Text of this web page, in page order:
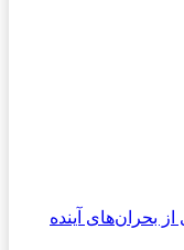
بحران‌های آینده